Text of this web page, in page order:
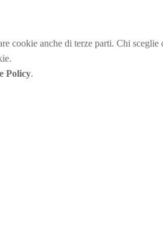
cookie anche di terze parti. Chi sceglie
Policy.